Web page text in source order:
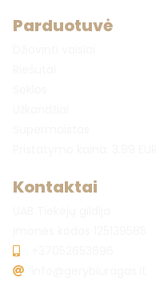
Parduotuvė
Kontaktai